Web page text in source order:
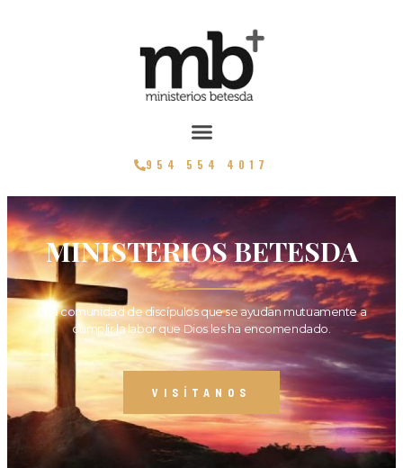
954 554 4017
MINISTERIOS BETESDA
Una comunidad de discípulos que se ayudan mutuamente a
cumplir la labor que Dios les ha encomendado.
VISÍTANOS